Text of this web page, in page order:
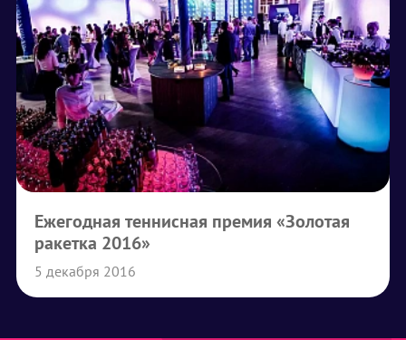
Ежегодная теннисная премия «Золотая
ракетка 2016»
5 декабря 2016